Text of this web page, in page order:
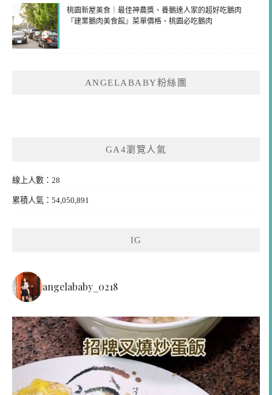
桃園新屋美食｜最佳神農獎、養鵝達人家的超好吃鵝肉
『建業鵝肉美食館』菜單價格、桃園必吃鵝肉
ANGELABABY粉絲團
GA4瀏覽人氣
線上人數：28
累積人氣：54,050,891
IG
angelababy_0218